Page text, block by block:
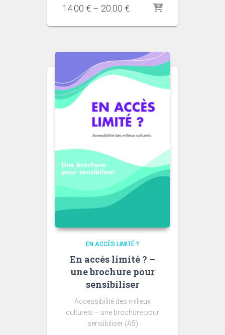
14.00 € – 20.00 €
EN ACCÈS LIMITÉ ?
En accès limité ? –
une brochure pour
sensibiliser
Accessibilité des milieux
culturels – une brochure pour
sensibiliser (A5)